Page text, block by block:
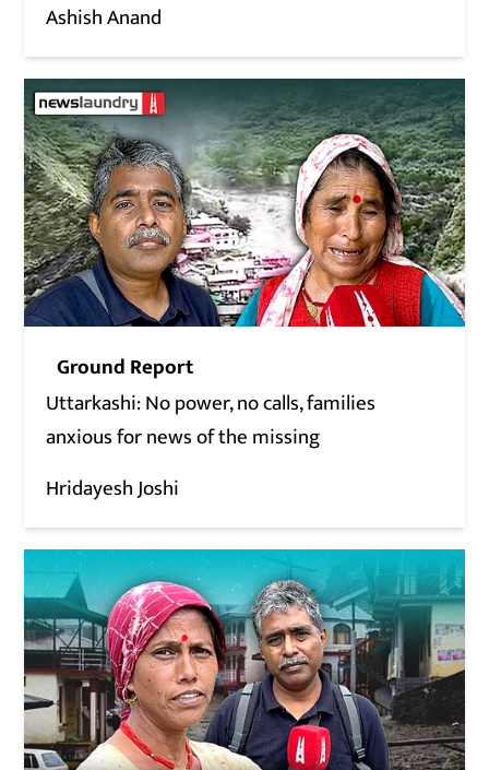
Ashish Anand
Ground Report
Uttarkashi: No power, no calls, families
anxious for news of the missing
Hridayesh Joshi